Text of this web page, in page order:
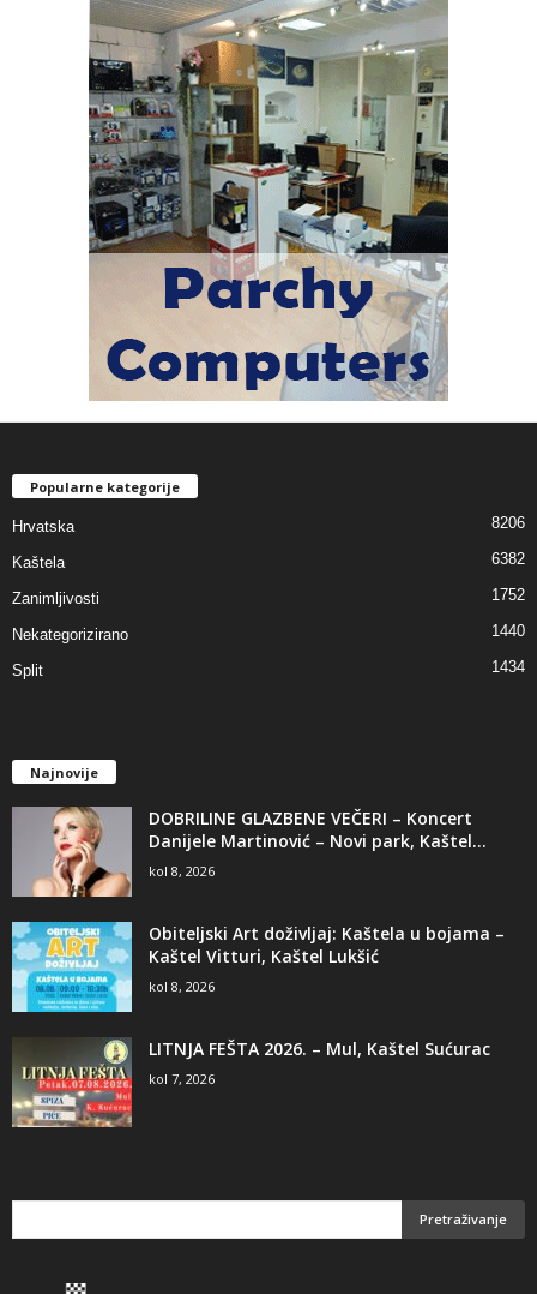
Popularne kategorije
Hrvatska 8206
Kaštela 6382
Zanimljivosti 1752
Nekategorizirano 1440
Split 1434
Najnovije
DOBRILINE GLAZBENE VEČERI – Koncert
Danijele Martinović – Novi park, Kaštel...
kol 8, 2026
Obiteljski Art doživljaj: Kaštela u bojama –
Kaštel Vitturi, Kaštel Lukšić
kol 8, 2026
LITNJA FEŠTA 2026. – Mul, Kaštel Sućurac
kol 7, 2026